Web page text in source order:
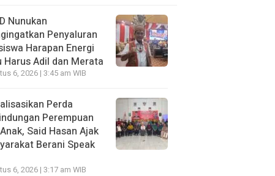
Nunukan
Penyaluran
Harapan Energi
Harus Adil dan Merata
6, 2026 | 3:45 am WIB
Perda
Perempuan
Said Hasan Ajak
Berani Speak
6, 2026 | 3:17 am WIB